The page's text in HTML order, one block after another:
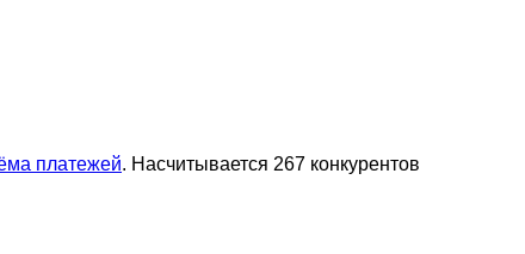
платежей. Насчитывается 267 конкурентов